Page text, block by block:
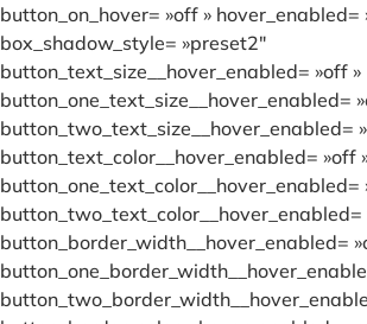
button_on_hover= »off » hover_enabled=
box_shadow_style= »preset2″
button_text_size__hover_enabled= »off »
button_one_text_size__hover_enabled=
button_two_text_size__hover_enabled=
button_text_color__hover_enabled= »off
button_one_text_color__hover_enabled=
button_two_text_color__hover_enabled=
button_border_width__hover_enabled=